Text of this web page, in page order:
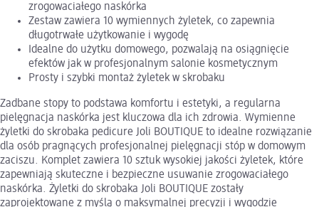
zrogowaciałego naskórka
Zestaw zawiera 10 wymiennych żyletek, co zapewnia
długotrwałe użytkowanie i wygodę
Idealne do użytku domowego, pozwalają na osiągnięcie
efektów jak w profesjonalnym salonie kosmetycznym
Prosty i szybki montaż żyletek w skrobaku
Zadbane stopy to podstawa komfortu i estetyki, a regularna
pielęgnacja naskórka jest kluczowa dla ich zdrowia. Wymienne
żyletki do skrobaka pedicure Joli BOUTIQUE to idealne rozwiązanie
dla osób pragnących profesjonalnej pielęgnacji stóp w domowym
zaciszu. Komplet zawiera 10 sztuk wysokiej jakości żyletek, które
zapewniają skuteczne i bezpieczne usuwanie zrogowaciałego
naskórka. Żyletki do skrobaka Joli BOUTIQUE zostały
zaprojektowane z myślą o maksymalnej precyzji i wygodzie